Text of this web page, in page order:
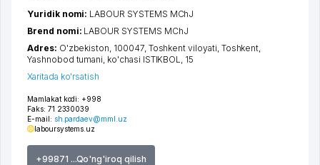
Mamlakat kodi: +998
Faks: 71 2330039
E-mail: sh.pardaev@mml.uz
laboursystems.uz
+99871 ...Qo'ng'iroq qilish
Yuridik nomi: LABOUR SYSTEMS MChJ
Brend nomi: LABOUR SYSTEMS MChJ
Adres: O'zbekiston, 100047, Toshkent viloyati Toshkent
Yashnobod tumani ko'chasi ISTIKBOL
, 15
Xaritada ko'rsatish